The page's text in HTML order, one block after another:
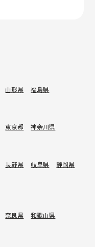
山形県 福島県
東京都 神奈川県
長野県 岐阜県
静岡県
奈良県 和歌山県